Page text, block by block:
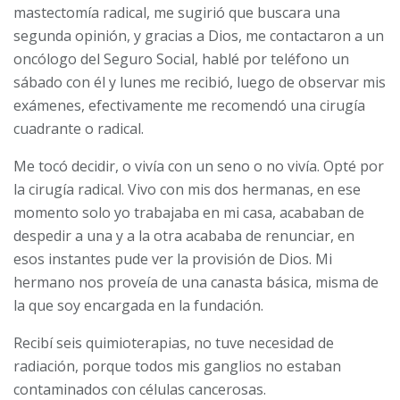
mastectomía radical, me sugirió que buscara una
segunda opinión, y gracias a Dios, me contactaron a un
oncólogo del Seguro Social, hablé por teléfono un
sábado con él y lunes me recibió, luego de observar mis
exámenes, efectivamente me recomendó una cirugía
cuadrante o radical.
Me tocó decidir, o vivía con un seno o no vivía. Opté por
la cirugía radical. Vivo con mis dos hermanas, en ese
momento solo yo trabajaba en mi casa, acababan de
despedir a una y a la otra acababa de renunciar, en
esos instantes pude ver la provisión de Dios. Mi
hermano nos proveía de una canasta básica, misma de
la que soy encargada en la fundación.
Recibí seis quimioterapias, no tuve necesidad de
radiación, porque todos mis ganglios no estaban
contaminados con células cancerosas.